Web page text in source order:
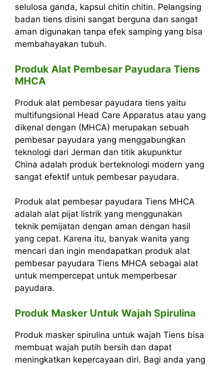
selulosa ganda, kapsul chitin chitin. Pelangsing
badan tiens disini sangat berguna dan sangat
aman digunakan tanpa efek samping yang bisa
membahayakan tubuh.
Produk Alat Pembesar Payudara Tiens
MHCA
Produk alat pembesar payudara tiens yaitu
multifungsional Head Care Apparatus atau yang
dikenal dengan (MHCA) merupakan sebuah
pembesar payudara yang menggabungkan
teknologi dari Jerman dan titik akupunktur
China adalah produk berteknologi modern yang
sangat efektif untuk pembesar payudara.
Produk alat pembesar payudara Tiens MHCA
adalah alat pijat listrik yang menggunakan
teknik pemijatan dengan aman dengan hasil
yang cepat. Karena itu, banyak wanita yang
mencari dan ingin mendapatkan produk alat
pembesar payudara Tiens MHCA sebagai alat
untuk mempercepat untuk memperbesar
payudara.
Produk Masker Untuk Wajah Spirulina
Produk masker spirulina untuk wajah Tiens bisa
membuat wajah putih bersih dan dapat
meningkatkan kepercayaan diri. Bagi anda yang